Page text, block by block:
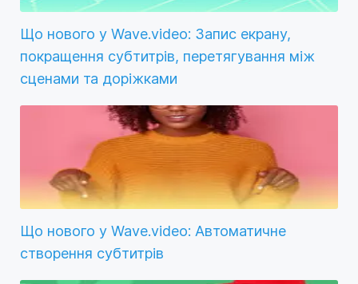
Що нового у Wave.video: Запис екрану,
покращення субтитрів, перетягування між
сценами та доріжками
Що нового у Wave.video: Автоматичне
створення субтитрів